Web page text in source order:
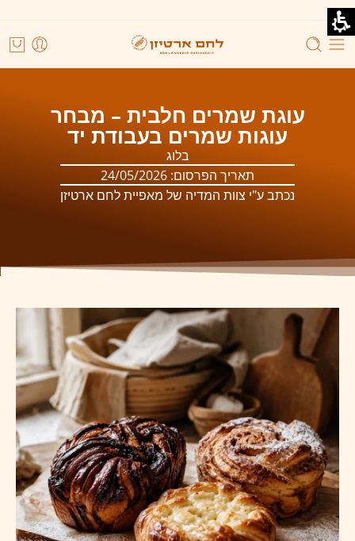
עוגת שמרים חלבית – מבחר
עוגות שמרים בעבודת יד
בלוג
תאריך הפרסום: 24/05/2026
נכתב ע"י צוות המדיה של מאפיית לחם ארטיזן